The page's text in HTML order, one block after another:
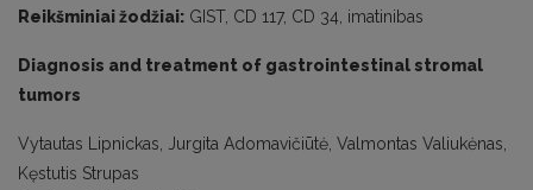
Reikšminiai žodžiai: GIST, CD 117, CD 34, imatinibas
Diagnosis and treatment of gastrointestinal stromal
tumors
Vytautas Lipnickas, Jurgita Adomavičiūtė, Valmontas Valiukėnas,
Kęstutis Strupas